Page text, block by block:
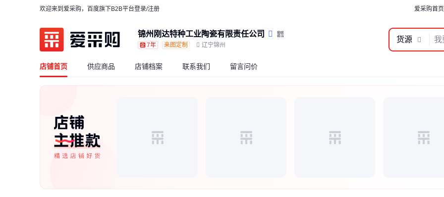
欢迎来到爱采购，百度旗下B2B平台登录/注册 爱采购首页
锦州刚达特种工业陶瓷有限责任公司
7年 来图定制 辽宁锦州
货源
店铺首页 供应商品 店铺档案 联系我们 留言问价